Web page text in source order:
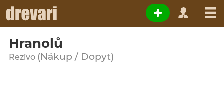
Hranolů
Rezivo (Nákup / Dopyt)